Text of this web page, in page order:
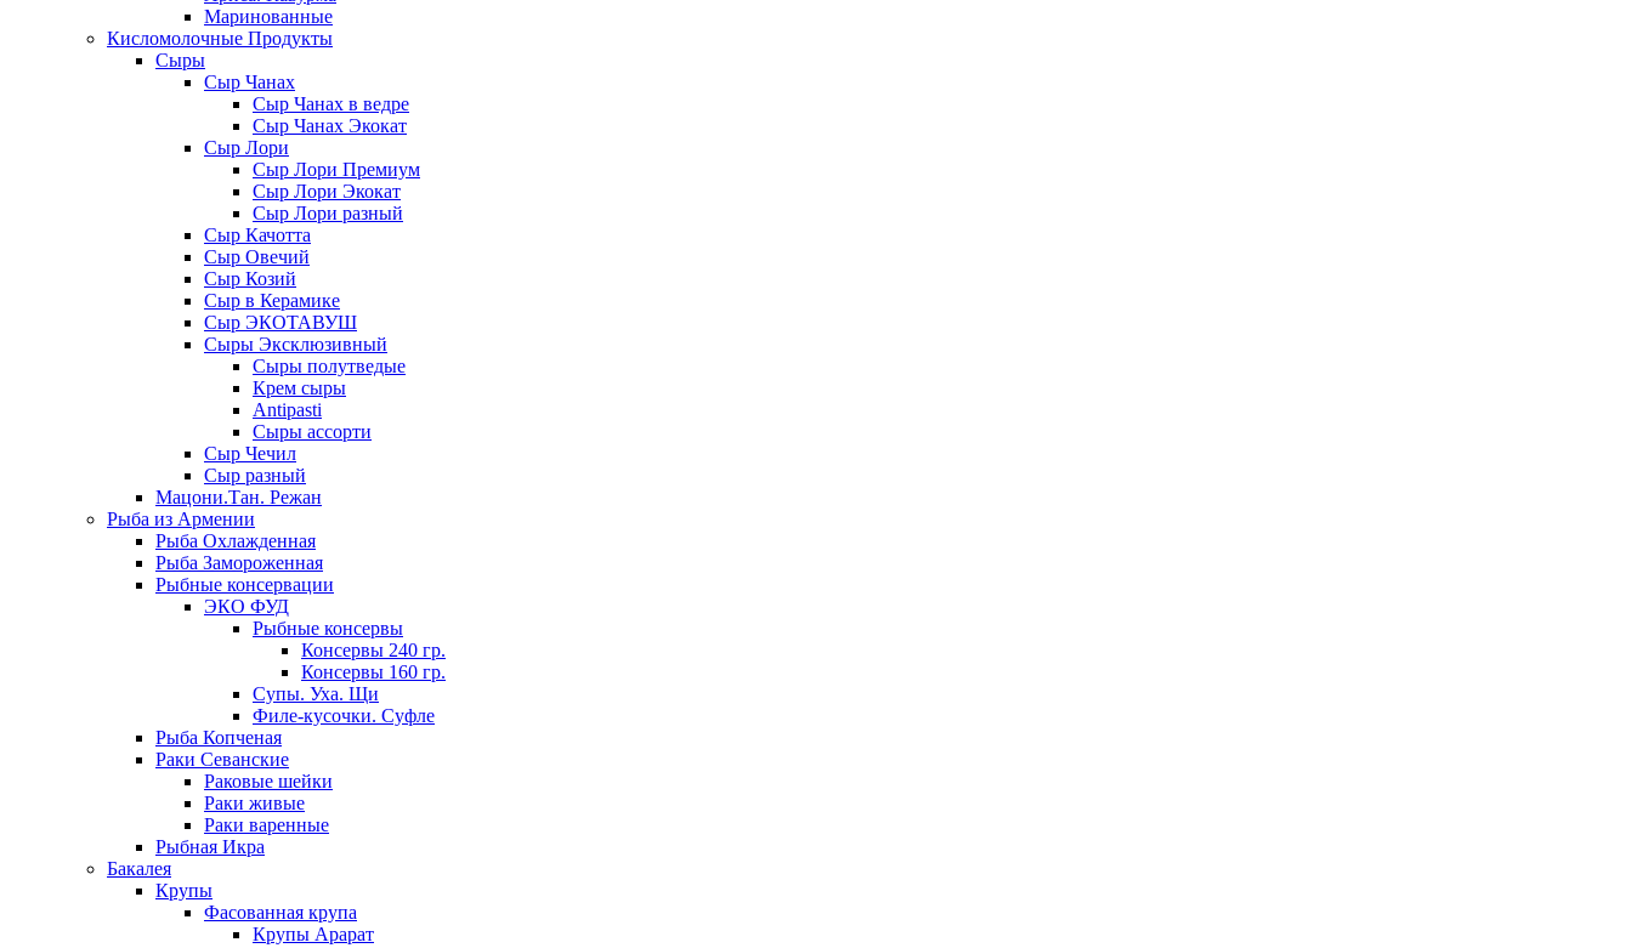
Маринованные
Кисломолочные Продукты
Сыры
Сыр Чанах
Сыр Чанах в ведре
Сыр Чанах Экокат
Сыр Лори
Сыр Лори Премиум
Сыр Лори Экокат
Сыр Лори разный
Сыр Качотта
Сыр Овечий
Сыр Козий
Сыр в Керамике
Сыр ЭКОТАВУШ
Сыры Эксклюзивный
Сыры полутведые
Крем сыры
Antipasti
Сыры ассорти
Сыр Чечил
Сыр разный
Мацони.Тан. Режан
Рыба из Армении
Рыба Охлажденная
Рыба Замороженная
Рыбные консервации
ЭКО ФУД
Рыбные консервы
Консервы 240 гр.
Консервы 160 гр.
Супы. Уха. Щи
Филе-кусочки. Суфле
Рыба Копченая
Раки Севанские
Раковые шейки
Раки живые
Раки варенные
Рыбная Икра
Бакалея
Крупы
Фасованная крупа
Крупы Арарат